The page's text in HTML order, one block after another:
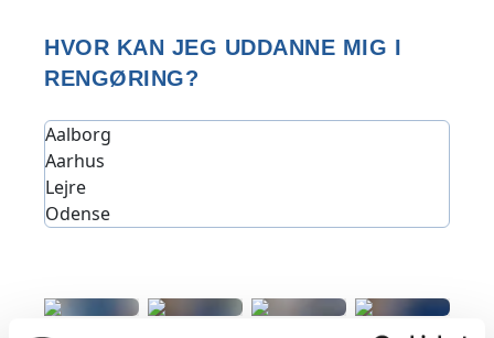
HVOR KAN JEG UDDANNE MIG I
RENGØRING?
Aalborg
Aarhus
Lejre
Odense